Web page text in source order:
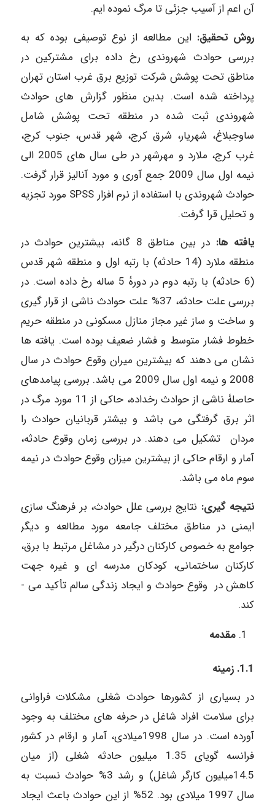
آن اعم از آسیب جزئی تا مرگ نموده ایم.
روش تحقیق: این مطالعه از نوع توصیفی بوده که به
بررسی حوادث شهروندی رخ داده برای مشترکین در
مناطق تحت پوشش شرکت توزیع برق غرب استان تهران
پرداخته شده است. بدین منظور گزارش ­های حوادث
شهروندی ثبت شده در منطقه تحت پوشش شامل
ساوجبلاغ، شهریار، شرق کرج، شهر قدس، جنوب کرج،
غرب کرج، ملارد و مهرشهر در طی سال ­های 2005 الی
نیمه اول سال 2009 جمع­ آوری و مورد آنالیز قرار گرفت.
حوادث شهروندی با استفاده از نرم افزار SPSS مورد تجزیه
و تحلیل قرا گرفت.
یافته­ ها:
در بین مناطق 8 گانه، بیشترین حوادث در
منطقه ملارد (14 حادثه) با رتبه اول و منطقه شهر قدس
(6 حادثه) با رتبه دوم در دورۀ 5 ساله رخ داده است. در
بررسی علت حادثه، 37% علت حوادث ناشی از قرار گیری
و ساخت و ساز غیر مجاز منازل مسکونی در منطقه حریم
خطوط فشار متوسط و فشار ضعیف بوده است. یافته ­ها
نشان می دهند که بیشترین میران وقوع حوادث در سال
2008 و نیمه اول سال 2009 می­ باشد. بررسی پیامدهای
حاصلۀ ناشی از حوادث رخداده، حاکی از 11 مورد مرگ در
اثر برق گرفتگی می باشد و بیشتر قربانیان حوادث را
مردان تشکیل می ­دهند. در بررسی زمان وقوع حادثه،
آمار و ارقام حاکی از بیشترین میزان وقوع حوادث در نیمه
سوم ماه می ­باشد.
نتیجه­ گیری: نتایج بررسی علل حوادث، بر فرهنگ ­سازی
ایمنی در مناطق مختلف جامعه مورد مطالعه و دیگر
جوامع به خصوص کارکنان درگیر در مشاغل مرتبط با برق،
کارکنان ساختمانی، کودکان مدرسه ­ای و غیره جهت
کاهش در وقوع حوادث و ایجاد زندگی سالم تأکید می ­
کند.
مقدمه
1.1. زمینه
در بسیاری از کشورها حوادث شغلی مشکلات فراوانی
برای سلامت افراد شاغل در حرفه­ های مختلف به وجود
آورده است. در سال 1998میلادی، آمار و ارقام در کشور
فرانسه گویای 1.35 میلیون حادثه شغلی (از میان
14.5میلیون کارگر شاغل) و رشد 3% حوادث نسبت به
سال 1997 میلادی بود. 52% از این حوادث باعث ایجاد